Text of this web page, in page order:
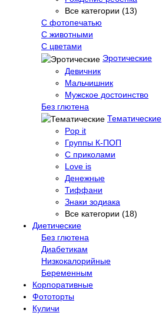
Все категории (13)
С фотопечатью
C животными
С цветами
Эротические
Девичник
Мальчишник
Мужское достоинство
Без глютена
Тематические
Pop it
Группы К-ПОП
С приколами
Love is
Денежные
Тиффани
Знаки зодиака
Все категории (18)
Диетические
Без глютена
Диабетикам
Низкокалорийные
Беременным
Корпоративные
Фототорты
Куличи